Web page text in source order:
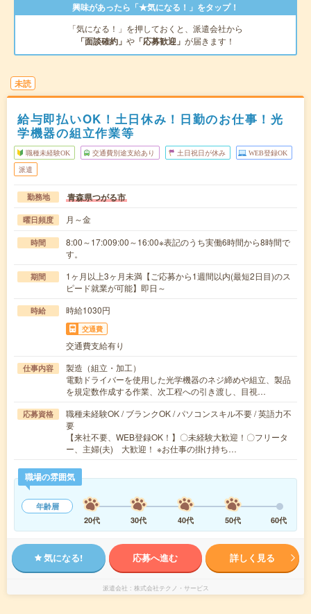
興味があったら「★気になる！」をタップ！
「気になる！」を押しておくと、派遣会社から
「面談確約」 や 「応募歓迎」 が届きます！
未読
給与即払いOK！土日休み！日勤のお仕事！光
学機器の組立作業等
職種未経験OK 交通費別途支給あり 土日祝日が休み WEB登録OK
派遣
勤務地 青森県つがる市
曜日頻度 月～金
時間
8:00～17:009:00～16:00※表記のうち実働6時間から8時間で
す。
期間
1ヶ月以上3ヶ月未満【ご応募から1週間以内(最短2日目)のス
ピード就業が可能】即日～
時給 時給1030円
交通費
交通費支給有り
仕事内容
製造（組立・加工）
電動ドライバーを使用した光学機器のネジ締めや組立、製品
を規定数作成する作業、次工程への引き渡し、目視…
応募資格
職種未経験OK / ブランクOK / パソコンスキル不要 / 英語力不
要
【来社不要、WEB登録OK！】〇未経験大歓迎！〇フリータ
ー、主婦(夫) 大歓迎！ ※お仕事の掛け持ち…
職場の雰囲気
年齢層
20代
30代 40代 50代 60代
気になる! 応募へ進む 詳しく見る
派遣会社 株式会社テクノ・サービス